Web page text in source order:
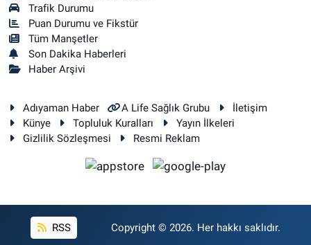
Trafik Durumu
Puan Durumu ve Fikstür
Tüm Manşetler
Son Dakika Haberleri
Haber Arşivi
Adıyaman Haber A Life Sağlık Grubu
İletişim
Künye
Topluluk Kuralları
Yayın İlkeleri
Gizlilik Sözleşmesi
Resmi Reklam
RSS Copyright © 2026. Her hakkı saklıdır.